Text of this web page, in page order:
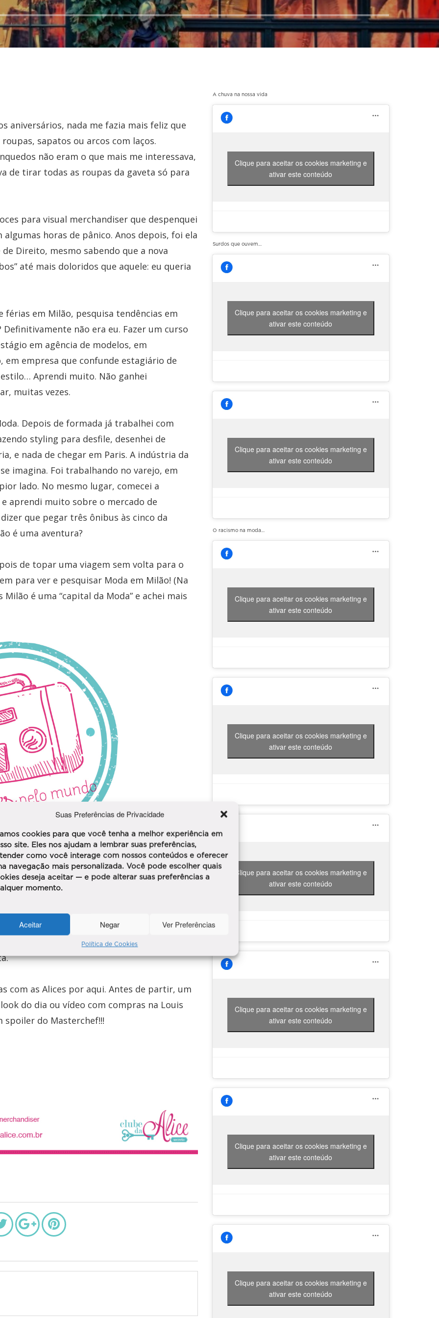
Suas Preferências de Privacidade
cookies para que você tenha a melhor experiência em
site. Eles nos ajudam a lembrar suas preferências,
como você interage com nossos conteúdos e oferecer
navegação mais personalizada. Você pode escolher quais
deseja aceitar — e pode alterar suas preferências a
momento.
Aceitar Negar Ver Preferências
Política de Cookies
aniversários, nada me fazia mais feliz que
sapatos ou arcos com laços.
não eram o que mais me interessava,
de tirar todas as roupas da gaveta só para
para visual merchandiser que despenquei
horas de pânico. Anos depois, foi ela
Direito, mesmo sabendo que a nova
até mais doloridos que aquele: eu queria
férias em Milão, pesquisa tendências em
não era eu. Fazer um curso
em agência de modelos, em
empresa que confunde estagiário de
Aprendi muito. Não ganhei
muitas vezes.
Depois de formada já trabalhei com
styling para desfile, desenhei de
e nada de chegar em Paris. A indústria da
imagina. Foi trabalhando no varejo, em
lado. No mesmo lugar, comecei a
aprendi muito sobre o mercado de
que pegar três ônibus às cinco da
é uma aventura?
de topar uma viagem sem volta para o
para ver e pesquisar Moda em Milão! (Na
é uma “capital da Moda” e achei mais
que os jovens não tem paciência com
do “nosso”. Paciência é a palavra de ordem
tornou-se minha palavra de ordem para viver
Guardei uma cota para depois do
e mais de onze a bordo antes de
com as Alices por aqui. Antes de partir, um
do dia ou vídeo com compras na Louis
spoiler do Masterchef!!!
A chuva na nossa vida
Clique para aceitar os cookies marketing e
ativar este conteúdo
Surdos que ouvem…
Clique para aceitar os cookies marketing e
ativar este conteúdo
Clique para aceitar os cookies marketing e
ativar este conteúdo
O racismo na moda…
Clique para aceitar os cookies marketing e
ativar este conteúdo
Clique para aceitar os cookies marketing e
ativar este conteúdo
Clique para aceitar os cookies marketing e
ativar este conteúdo
Clique para aceitar os cookies marketing e
ativar este conteúdo
Clique para aceitar os cookies marketing e
ativar este conteúdo
Clique para aceitar os cookies marketing e
ativar este conteúdo